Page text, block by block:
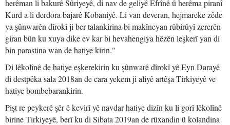
herêman li bakurê Sûriyeyê, di nav de geliyê Efrînê û herêma piranî
Kurd a li derdora bajarê Kobaniyê. Li van deveran, hejmareke zêde
ya şûnwarên dîrokî ji ber talankirina bi makîneyan rûbirûyî zererên
giran bûn ku xuya dike ev kar bi hevahengiya hêzên leşkerî yan di
bin parastina wan de hatiye kirin."
Di lêkolînê de hatiye eşkerekirin ku şûnwarê dîrokî yê Eyn Darayê
di destpêka sala 2018an de cara yekem ji aliyê artêşa Tirkiyeyê ve
hatiye bombebarankirin.
Pişt re peykerê şêr ê kevirî yê navdar hatiye dizîn ku li gorî lêkolînê
birine Tirkiyeyê, berî ku di Sibata 2019an de rûxandin û kolandina